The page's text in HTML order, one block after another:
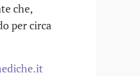
che,
per circa